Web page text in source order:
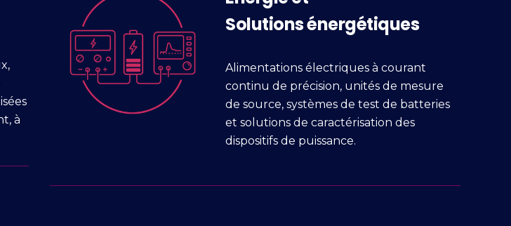
à
Solutions énergétiques
Alimentations électriques à courant
continu de précision, unités de mesure
de source, systèmes de test de batteries
et solutions de caractérisation des
dispositifs de puissance.